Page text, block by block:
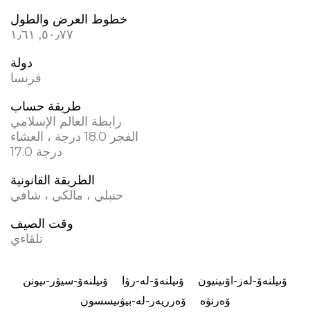
خطوط العرض والطول
٥٠٫٧٧, ١٫٦١
دولة
فرنسا
طريقة حساب
رابطة العالم الإسلامي
الفجر 18.0 درجة ، العشاء
17.0 درجة
الطريقة القانونية
حنبلي ، مالكي ، شافي
وقت الصيف
تلقاءي
ۆىيلنەۆ-سيۋر-ىيونن ۆىيلنەۆ-لە-رۋا
ۆىيلنەۆ-لەز-اۆىينيون
ۆەرريەر-لە-بيۋىيسسون
ۆەرنۋە